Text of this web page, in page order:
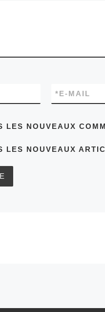
E-MAIL
*
LES NOUVEAUX
LES NOUVEAUX